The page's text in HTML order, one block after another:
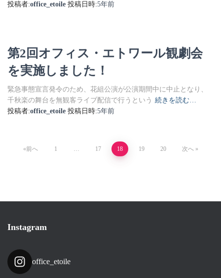
投稿者:office_etoile 投稿日時:5年前
第2回オフィス・エトワール観劇会
を実施しました！
緊急事態宣言発令のため、花組公演が公演期間中に中止となり、
千秋楽の舞台を無観客ライブ配信で行うという 続きを読む…
投稿者:office_etoile 投稿日時:5年前
ジ
前へ 1 … 17 18 19 20 次へ
Instagram
office_etoile